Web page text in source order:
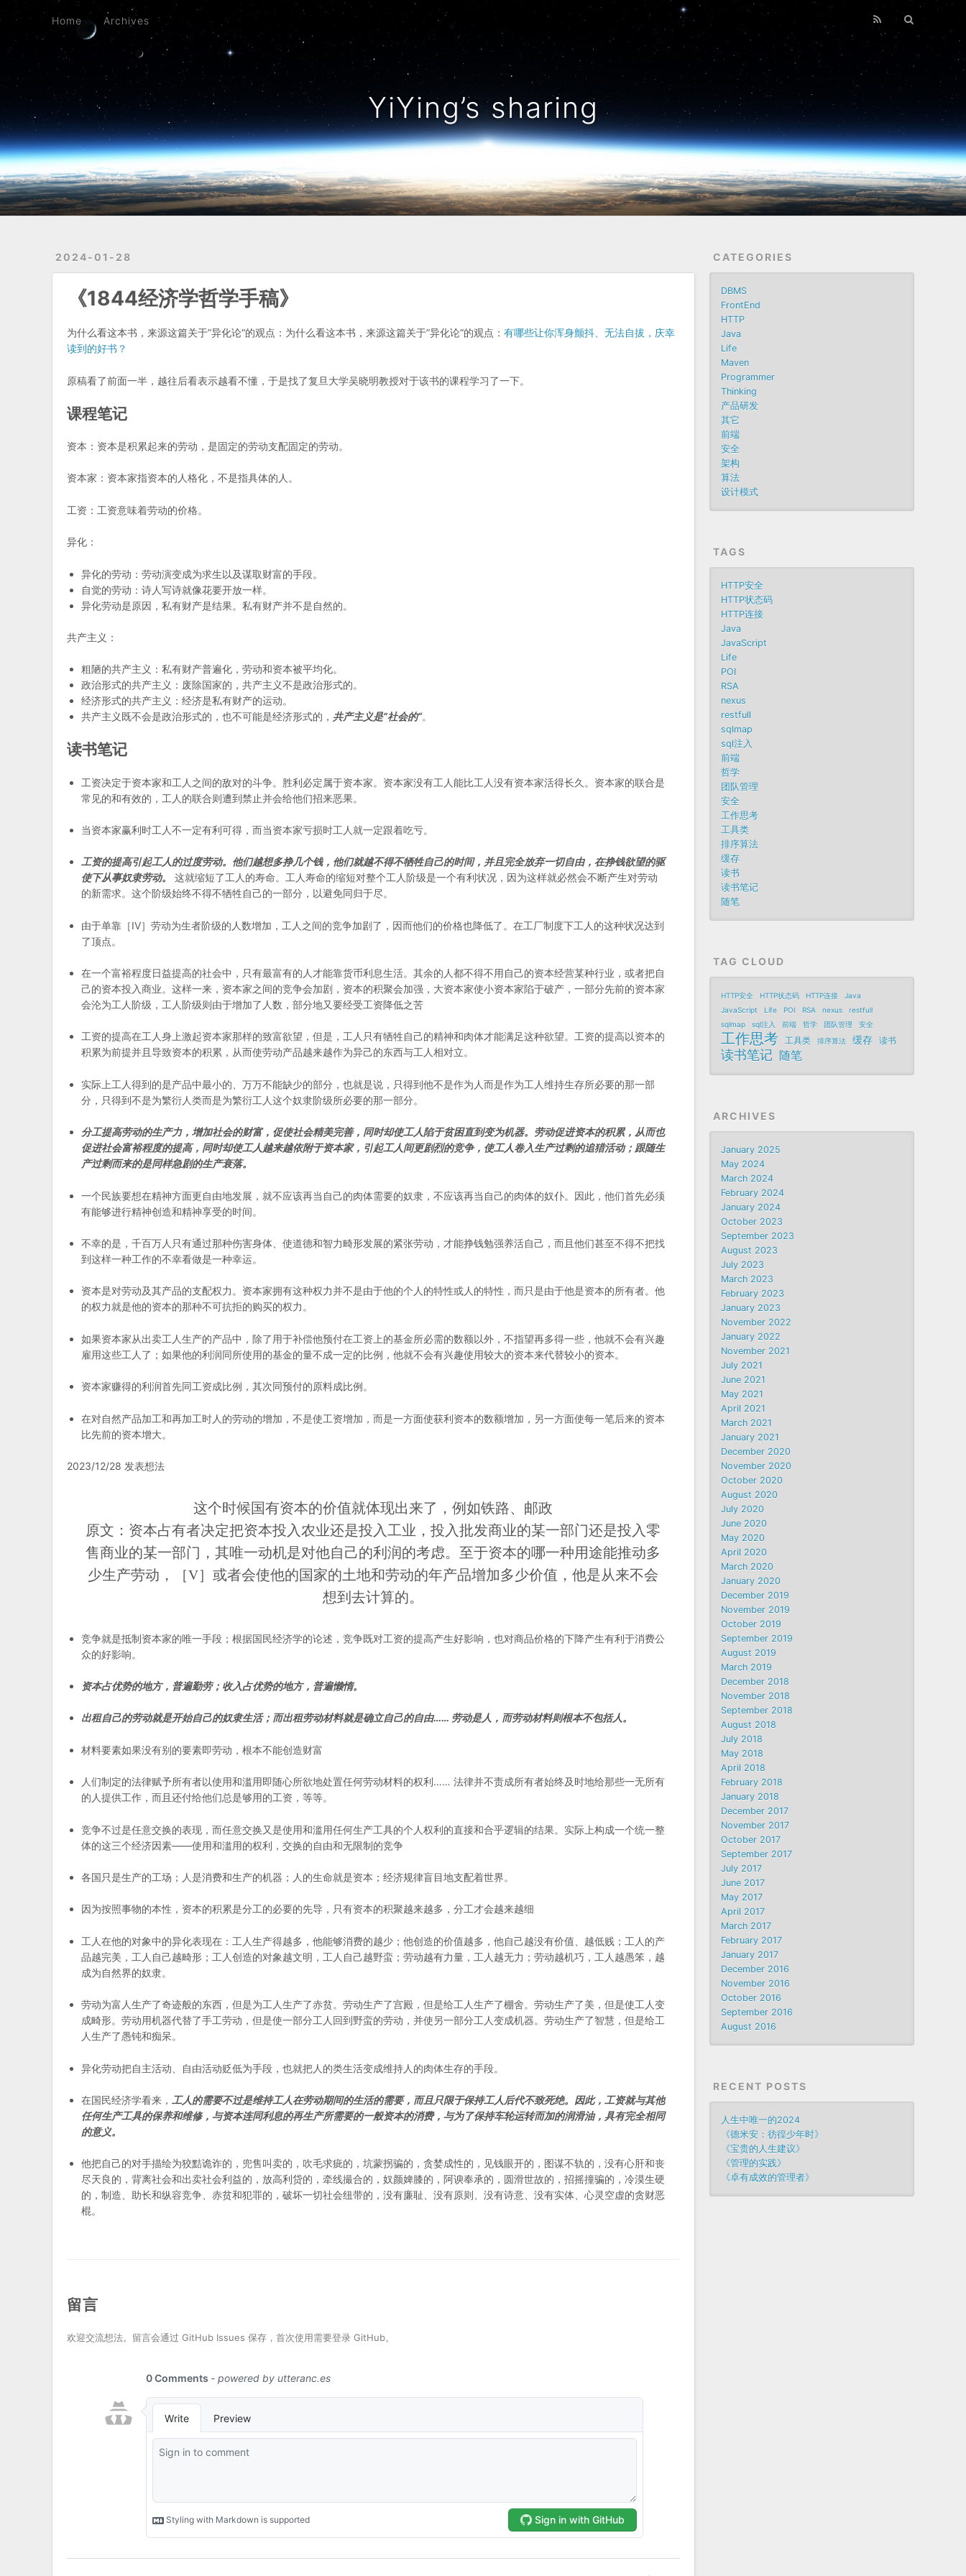
YiYing’s sharing
Home Archives
2024-01-28
《1844经济学哲学手稿》
为什么看这本书，来源这篇关于”异化论“的观点：为什么看这本书，来源这篇关于”异化论“的观点：有哪些让你浑身颤抖、无法自拔，庆幸
读到的好书？
原稿看了前面一半，越往后看表示越看不懂，于是找了复旦大学吴晓明教授对于该书的课程学习了一下。
课程笔记
资本：资本是积累起来的劳动，是固定的劳动支配固定的劳动。
资本家：资本家指资本的人格化，不是指具体的人。
工资：工资意味着劳动的价格。
异化：
异化的劳动：劳动演变成为求生以及谋取财富的手段。
自觉的劳动：诗人写诗就像花要开放一样。
异化劳动是原因，私有财产是结果。私有财产并不是自然的。
共产主义：
粗陋的共产主义：私有财产普遍化，劳动和资本被平均化。
政治形式的共产主义：废除国家的，共产主义不是政治形式的。
经济形式的共产主义：经济是私有财产的运动。
共产主义既不会是政治形式的，也不可能是经济形式的， 共产主义是”社会的“。
读书笔记
工资决定于资本家和工人之间的敌对的斗争。胜利必定属于资本家。资本家没有工人能比工人没有资本家活得长久。资本家的联合是
常见的和有效的，工人的联合则遭到禁止并会给他们招来恶果。
当资本家赢利时工人不一定有利可得，而当资本家亏损时工人就一定跟着吃亏。
工资的提高引起工人的过度劳动。他们越想多挣几个钱，他们就越不得不牺牲自己的时间，并且完全放弃一切自由，在挣钱欲望的驱
使下从事奴隶劳动。
这就缩短了工人的寿命。工人寿命的缩短对整个工人阶级是一个有利状况，因为这样就必然会不断产生对劳动
的新需求。这个阶级始终不得不牺牲自己的一部分，以避免同归于尽。
由于单靠［IV］劳动为生者阶级的人数增加，工人之间的竞争加剧了，因而他们的价格也降低了。在工厂制度下工人的这种状况达到
了顶点。
在一个富裕程度日益提高的社会中，只有最富有的人才能靠货币利息生活。其余的人都不得不用自己的资本经营某种行业，或者把自
己的资本投入商业。这样一来，资本家之间的竞争会加剧，资本的积聚会加强，大资本家使小资本家陷于破产，一部分先前的资本家
会沦为工人阶级，工人阶级则由于增加了人数，部分地又要经受工资降低之苦
工资的提高在工人身上激起资本家那样的致富欲望，但是，工人只有牺牲自己的精神和肉体才能满足这种欲望。工资的提高以资本的
积累为前提并且导致资本的积累，从而使劳动产品越来越作为异己的东西与工人相对立。
实际上工人得到的是产品中最小的、万万不能缺少的部分，也就是说，只得到他不是作为人而是作为工人维持生存所必要的那一部
分，只得到不是为繁衍人类而是为繁衍工人这个奴隶阶级所必要的那一部分。
分工提高劳动的生产力，增加社会的财富，促使社会精美完善，同时却使工人陷于贫困直到变为机器。劳动促进资本的积累，从而也
促进社会富裕程度的提高，同时却使工人越来越依附于资本家，引起工人间更剧烈的竞争，使工人卷入生产过剩的追猎活动；跟随生
产过剩而来的是同样急剧的生产衰落。
一个民族要想在精神方面更自由地发展，就不应该再当自己的肉体需要的奴隶，不应该再当自己的肉体的奴仆。因此，他们首先必须
有能够进行精神创造和精神享受的时间。
不幸的是，千百万人只有通过那种伤害身体、使道德和智力畸形发展的紧张劳动，才能挣钱勉强养活自己，而且他们甚至不得不把找
到这样一种工作的不幸看做是一种幸运。
资本是对劳动及其产品的支配权力。资本家拥有这种权力并不是由于他的个人的特性或人的特性，而只是由于他是资本的所有者。他
的权力就是他的资本的那种不可抗拒的购买的权力。
如果资本家从出卖工人生产的产品中，除了用于补偿他预付在工资上的基金所必需的数额以外，不指望再多得一些，他就不会有兴趣
雇用这些工人了；如果他的利润同所使用的基金的量不成一定的比例，他就不会有兴趣使用较大的资本来代替较小的资本。
资本家赚得的利润首先同工资成比例，其次同预付的原料成比例。
在对自然产品加工和再加工时人的劳动的增加，不是使工资增加，而是一方面使获利资本的数额增加，另一方面使每一笔后来的资本
比先前的资本增大。
2023/12/28 发表想法
这个时候国有资本的价值就体现出来了，例如铁路、邮政
原文：资本占有者决定把资本投入农业还是投入工业，投入批发商业的某一部门还是投入零
售商业的某一部门，其唯一动机是对他自己的利润的考虑。至于资本的哪一种用途能推动多
少生产劳动，［V］或者会使他的国家的土地和劳动的年产品增加多少价值，他是从来不会
想到去计算的。
竞争就是抵制资本家的唯一手段；根据国民经济学的论述，竞争既对工资的提高产生好影响，也对商品价格的下降产生有利于消费公
众的好影响。
资本占优势的地方，普遍勤劳；收入占优势的地方，普遍懒惰。
出租自己的劳动就是开始自己的奴隶生活；而出租劳动材料就是确立自己的自由…… 劳动是人，而劳动材料则根本不包括人。
材料要素如果没有别的要素即劳动，根本不能创造财富
人们制定的法律赋予所有者以使用和滥用即随心所欲地处置任何劳动材料的权利…… 法律并不责成所有者始终及时地给那些一无所有
的人提供工作，而且还付给他们总是够用的工资，等等。
竞争不过是任意交换的表现，而任意交换又是使用和滥用任何生产工具的个人权利的直接和合乎逻辑的结果。实际上构成一个统一整
体的这三个经济因素——使用和滥用的权利，交换的自由和无限制的竞争
各国只是生产的工场；人是消费和生产的机器；人的生命就是资本；经济规律盲目地支配着世界。
因为按照事物的本性，资本的积累是分工的必要的先导，只有资本的积聚越来越多，分工才会越来越细
工人在他的对象中的异化表现在：工人生产得越多，他能够消费的越少；他创造的价值越多，他自己越没有价值、越低贱；工人的产
品越完美，工人自己越畸形；工人创造的对象越文明，工人自己越野蛮；劳动越有力量，工人越无力；劳动越机巧，工人越愚笨，越
成为自然界的奴隶。
劳动为富人生产了奇迹般的东西，但是为工人生产了赤贫。劳动生产了宫殿，但是给工人生产了棚舍。劳动生产了美，但是使工人变
成畸形。劳动用机器代替了手工劳动，但是使一部分工人回到野蛮的劳动，并使另一部分工人变成机器。劳动生产了智慧，但是给工
人生产了愚钝和痴呆。
异化劳动把自主活动、自由活动贬低为手段，也就把人的类生活变成维持人的肉体生存的手段。
在国民经济学看来，工人的需要不过是维持工人在劳动期间的生活的需要，而且只限于保持工人后代不致死绝。因此，工资就与其他
任何生产工具的保养和维修，与资本连同利息的再生产所需要的一般资本的消费，与为了保持车轮运转而加的润滑油，具有完全相同
的意义。
他把自己的对手描绘为狡黠诡诈的，兜售叫卖的，吹毛求疵的，坑蒙拐骗的，贪婪成性的，见钱眼开的，图谋不轨的，没有心肝和丧
尽天良的，背离社会和出卖社会利益的，放高利贷的，牵线撮合的，奴颜婢膝的，阿谀奉承的，圆滑世故的，招摇撞骗的，冷漠生硬
的，制造、助长和纵容竞争、赤贫和犯罪的，破坏一切社会纽带的，没有廉耻、没有原则、没有诗意、没有实体、心灵空虚的贪财恶
棍。
留言
欢迎交流想法。留言会通过 GitHub Issues 保存，首次使用需要登录 GitHub。
CATEGORIES
DBMS
FrontEnd
HTTP
Java
Life
Maven
Programmer
Thinking
产品研发
其它
前端
安全
架构
算法
设计模式
TAGS
HTTP安全
HTTP状态码
HTTP连接
Java
JavaScript
Life
POI
RSA
nexus
restfull
sqlmap
sql注入
前端
哲学
团队管理
安全
工作思考
工具类
排序算法
缓存
读书
读书笔记
随笔
TAG CLOUD
HTTP安全 HTTP状态码 HTTP连接
Java
JavaScript
Life POI RSA nexus
restfull
sqlmap
sql注入 前端 哲学 团队管理 安全
工作思考 工具类 排序算法 缓存 读书
读书笔记 随笔
ARCHIVES
January 2025
May 2024
March 2024
February 2024
January 2024
October 2023
September 2023
August 2023
July 2023
March 2023
February 2023
January 2023
November 2022
January 2022
November 2021
July 2021
June 2021
May 2021
April 2021
March 2021
January 2021
December 2020
November 2020
October 2020
August 2020
July 2020
June 2020
May 2020
April 2020
March 2020
January 2020
December 2019
November 2019
October 2019
September 2019
August 2019
March 2019
December 2018
November 2018
September 2018
August 2018
July 2018
May 2018
April 2018
February 2018
January 2018
December 2017
November 2017
October 2017
September 2017
July 2017
June 2017
May 2017
April 2017
March 2017
February 2017
January 2017
December 2016
November 2016
October 2016
September 2016
August 2016
RECENT POSTS
人生中唯一的2024
《德米安：彷徨少年时》
《宝贵的人生建议》
《管理的实践》
《卓有成效的管理者》
Archives